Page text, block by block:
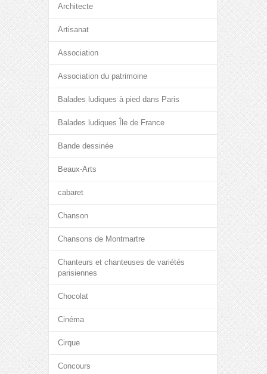
Architecte
Artisanat
Association
Association du patrimoine
Balades ludiques à pied dans Paris
Balades ludiques Île de France
Bande dessinée
Beaux-Arts
cabaret
Chanson
Chansons de Montmartre
Chanteurs et chanteuses de variétés
parisiennes
Chocolat
Cinéma
Cirque
Concours